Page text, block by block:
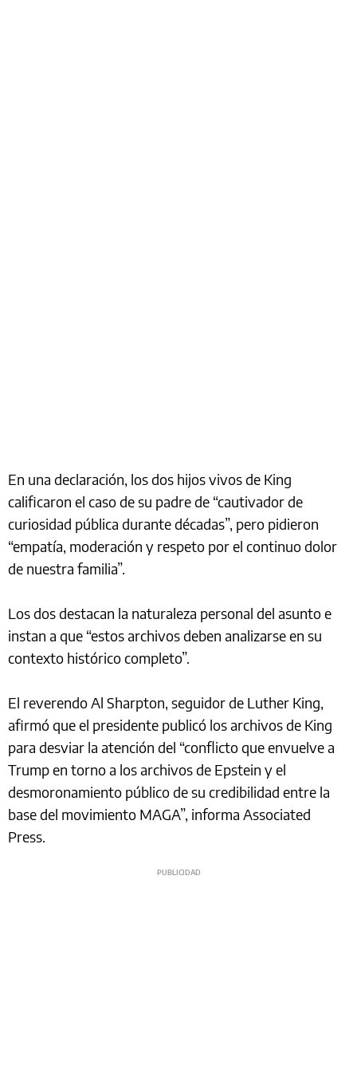
En una declaración, los dos hijos vivos de King
calificaron el caso de su padre de “cautivador de
curiosidad pública durante décadas”, pero pidieron
“empatía, moderación y respeto por el continuo dolor
de nuestra familia”.
Los dos destacan la naturaleza personal del asunto e
instan a que “estos archivos deben analizarse en su
contexto histórico completo”.
El reverendo Al Sharpton, seguidor de Luther King,
afirmó que el presidente publicó los archivos de King
para desviar la atención del “conflicto que envuelve a
Trump en torno a los archivos de Epstein y el
desmoronamiento público de su credibilidad entre la
base del movimiento MAGA”, informa Associated
Press.